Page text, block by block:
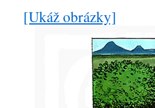
[Ukáž obrázky]